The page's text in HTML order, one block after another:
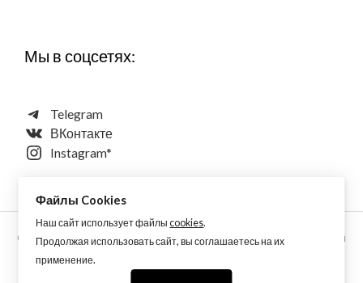
Мы в соцсетях:
Telegram
ВКонтакте
Instagram*
Copyright © 2026 Aquarellewings - уникальная акварель ручной
работы по старинным технологиям из растительных,
Файлы Cookies
Наш сайт использует файлыcookies.
Продолжая использовать сайт, вы соглашаетесь на их
применение.